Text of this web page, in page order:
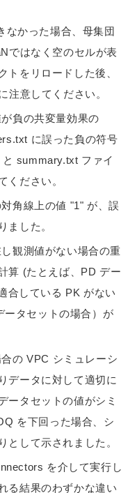
なかった場合、母集団
ではなく空のセルが表
トをリロードした後、
注意してください。
負の共変量効果の
に誤った負の符号
summary.txt ファイ
ください。
角線上の値 "1" が、誤
ました。
観測値がない場合の重
算 (たとえば、PD デー
合している PK がない
ータセットの場合）が
の VPC シミュレーシ
データに対して適切に
ータセットの値がシミ
を下回った場合、シ
として示されました。
を介して実行し
る結果のわずかな違い